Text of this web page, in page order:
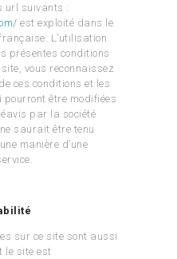
url suivants :
est exploité dans le
L’utilisation
présentes conditions
vous reconnaissez
ces conditions et les
pourront être modifiées
par la société
saurait être tenu
manière d’une
sur ce site sont aussi
le site est